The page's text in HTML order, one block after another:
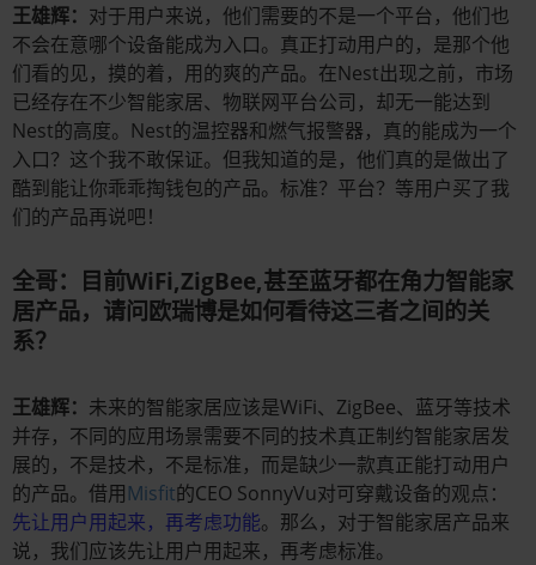
王雄辉： 对于用户来说，他们需要的不是一个平台，他们也
不会在意哪个设备能成为入口。真正打动用户的，是那个他
们看的见，摸的着，用的爽的产品。在Nest出现之前，市场
已经存在不少智能家居、物联网平台公司，却无一能达到
Nest的高度。Nest的温控器和燃气报警器，真的能成为一个
入口？这个我不敢保证。但我知道的是，他们真的是做出了
酷到能让你乖乖掏钱包的产品。标准？平台？等用户买了我
们的产品再说吧！
全哥：目前WiFi,ZigBee,甚至蓝牙都在角力智能家
居产品，请问欧瑞博是如何看待这三者之间的关
系？
王雄辉： 未来的智能家居应该是WiFi、ZigBee、蓝牙等技术
并存，不同的应用场景需要不同的技术真正制约智能家居发
展的，不是技术，不是标准，而是缺少一款真正能打动用户
的产品。借用Misfit的CEO SonnyVu对可穿戴设备的观点：
先让用户用起来，再考虑功能。那么，对于智能家居产品来
说，我们应该先让用户用起来，再考虑标准。